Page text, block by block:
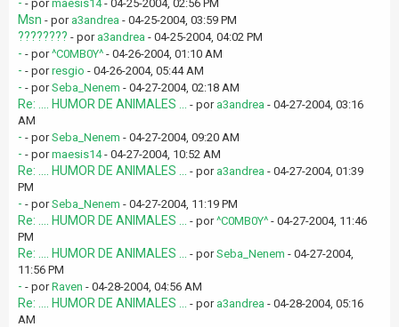
- pormaesis14- 04-25-2004, 02:56 PM
Msn - por a3andrea - 04-25-2004, 03:59 PM
???????? - por a3andrea - 04-25-2004, 04:02 PM
- - por^C0MB0Y^ - 04-26-2004, 01:10 AM
- - porresgio - 04-26-2004, 05:44 AM
- - porSeba_Nenem - 04-27-2004, 02:18 AM
Re: .... HUMOR DE ANIMALES ... - por a3andrea - 04-27-2004, 03:16
AM
- - porSeba_Nenem - 04-27-2004, 09:20 AM
- - pormaesis14- 04-27-2004, 10:52 AM
Re: .... HUMOR DE ANIMALES ... - por a3andrea - 04-27-2004, 01:39
PM
- - porSeba_Nenem - 04-27-2004, 11:19 PM
Re: .... HUMOR DE ANIMALES ... - por^C0MB0Y^ - 04-27-2004, 11:46
PM
Re: .... HUMOR DE ANIMALES ... - porSeba_Nenem - 04-27-2004,
11:56 PM
- - porRaven - 04-28-2004, 04:56 AM
Re: .... HUMOR DE ANIMALES ... - por a3andrea - 04-28-2004, 05:16
AM